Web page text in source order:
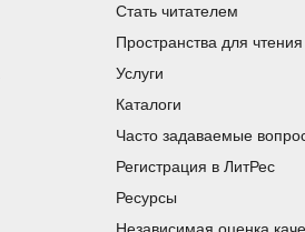
Стать читателем
Пространства для
Услуги
Каталоги
Часто задаваемые
Регистрация в ЛитРес
Ресурсы